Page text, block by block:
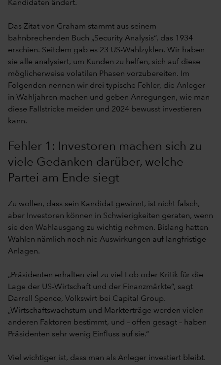
Kandidaten ändert.
Das Zitat von Graham stammt aus seinem
bahnbrechenden Buch „Security Analysis“, das 1934
erschien. Seitdem gab es 23 US-Wahlzyklen. Wir haben
sie alle analysiert, um Kunden zu helfen, sich auf diese
möglicherweise volatilen Phasen vorzubereiten. Im
Folgenden nennen wir drei typische Fehler, die Anleger
in Wahljahren machen und geben Anregungen, wie man
diese Fallstricke meiden und 2024 bewusst investieren
kann.
Fehler 1: Investoren machen sich zu
viele Gedanken darüber, welche
Partei am Ende siegt
Zu wollen, dass sein Kandidat gewinnt, ist nicht falsch,
aber Investoren können in Schwierigkeiten geraten, wenn
sie den Wahlausgang zu wichtig nehmen. Bislang hatten
Wahlen nämlich noch nie Auswirkungen auf langfristige
Anlagen.
„Präsidenten erhalten viel zu viel Lob oder Kritik für die
Lage der US-Wirtschaft und der Finanzmärkte“, sagt
Darrell Spence, Volkswirt bei Capital Group.
„Wirtschaftswachstum und Markterträge werden vielen
anderen Faktoren bestimmt, und – offen gesagt – haben
Präsidenten sehr wenig Einfluss auf sie.“
Viel wichtiger ist, dass man als Anleger investiert bleibt.